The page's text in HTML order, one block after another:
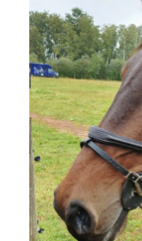
december 2025
november 2025
oktober 2025
september 2025
augusti 2025
juli 2025
juni 2025
maj 2025
april 2025
mars 2025
februari 2025